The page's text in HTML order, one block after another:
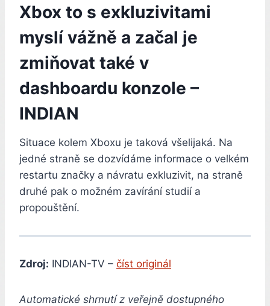
Xbox to s exkluzivitami
myslí vážně a začal je
zmiňovat také v
dashboardu konzole –
INDIAN
Situace kolem Xboxu je taková všelijaká. Na
jedné straně se dozvídáme informace o velkém
restartu značky a návratu exkluzivit, na straně
druhé pak o možném zavírání studií a
propouštění.
Zdroj: INDIAN-TV – číst originál
Automatické shrnutí z veřejně dostupného